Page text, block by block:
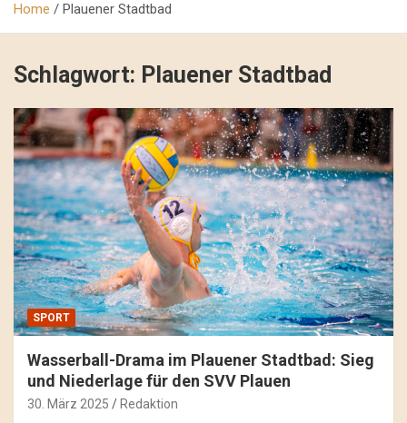
Home Plauener Stadtbad
Schlagwort: Plauener Stadtbad
SPORT
Wasserball-Drama im Plauener Stadtbad: Sieg
und Niederlage für den SVV Plauen
30. März 2025 Redaktion